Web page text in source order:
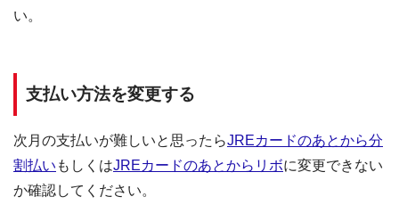
い。
支払い方法を変更する
次月の支払いが難しいと思ったらJREカードのあとから分
割払い もしくはJREカードのあとからリボに変更できない
か確認してください。